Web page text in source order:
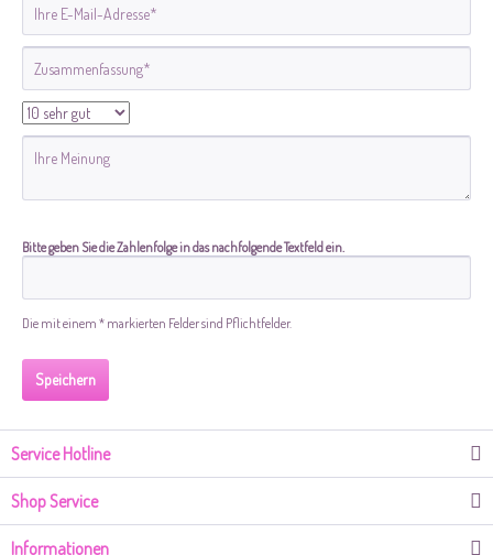
Bitte geben Sie die Zahlenfolge in das nachfolgende Textfeld ein.
Die mit einem * markierten Felder sind Pflichtfelder.
Speichern
Service Hotline
Shop Service
Informationen